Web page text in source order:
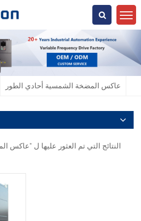
عن ماذا تبحث؟
عاكس المضخة الشمسية أحادي الطور